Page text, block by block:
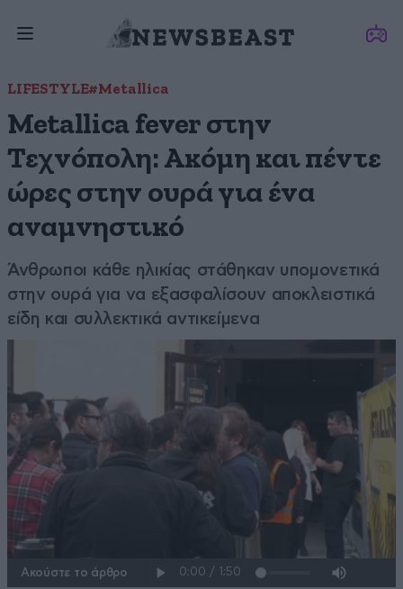
LIFESTYLE#Metallica
Metallica fever στην
Τεχνόπολη: Ακόμη και πέντε
ώρες στην ουρά για ένα
αναμνηστικό
Άνθρωποι κάθε ηλικίας στάθηκαν υπομονετικά
στην ουρά για να εξασφαλίσουν αποκλειστικά
είδη και συλλεκτικά αντικείμενα
Ακούστε το άρθρο